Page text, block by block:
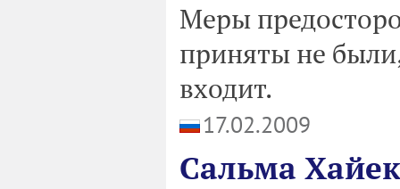
Меры
приняты не
входит.
17.02.2009
Сальма